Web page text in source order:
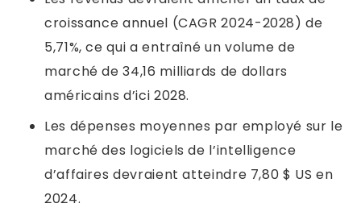
croissance annuel (CAGR 2024-2028) de
5,71%, ce qui a entraîné un volume de
marché de 34,16 milliards de dollars
américains d’ici 2028.
Les dépenses moyennes par employé sur le
marché des logiciels de l’intelligence
d’affaires devraient atteindre 7,80 $ US en
2024.